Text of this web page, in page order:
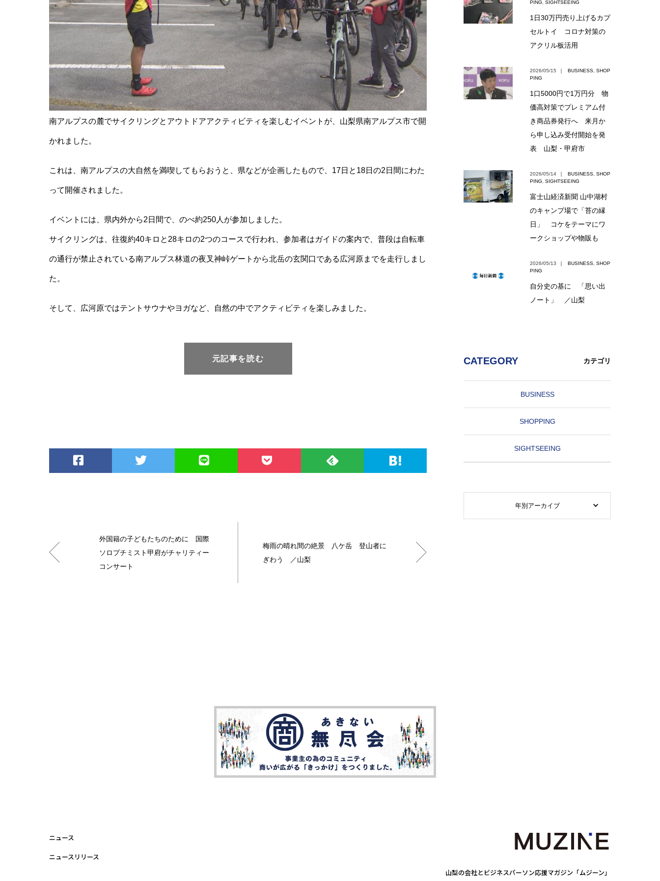
南アルプスの麓でサイクリングとアウトドアアクティビティを楽しむイベントが、山梨県南アルプス市で開
かれました。
これは、南アルプスの大自然を満喫してもらおうと、県などが企画したもので、17日と18日の2日間にわた
って開催されました。
イベントには、県内外から2日間で、のべ約250人が参加しました。
サイクリングは、往復約40キロと28キロの2つのコースで行われ、参加者はガイドの案内で、普段は自転車
の通行が禁止されている南アルプス林道の夜叉神峠ゲートから北岳の玄関口である広河原までを走行しまし
た。
そして、広河原ではテントサウナやヨガなど、自然の中でアクティビティを楽しみました。
元記事を読む
外国籍の子どもたちのために 国際
ソロプチミスト甲府がチャリティー
コンサート
梅雨の晴れ間の絶景 八ケ岳 登山者に
ぎわう ／山梨
PING SIGHTSEEING
1日30万円売り上げるカプ
セルトイ コロナ対策の
アクリル板活用
2026/05/15 ｜ BUSINESS SHOP
PING
1口5000円で1万円分 物
価高対策でプレミアム付
き商品券発行へ 来月か
ら申し込み受付開始を発
表 山梨・甲府市
2026/05/14 ｜ BUSINESS SHOP
PING
SIGHTSEEING
富士山経済新聞 山中湖村
のキャンプ場で「苔の縁
日」 コケをテーマにワ
ークショップや物販も
2026/05/13 ｜ BUSINESS SHOP
PING
自分史の基に 「思い出
ノート」 ／山梨
CATEGORY カテゴリ
BUSINESS
SHOPPING
SIGHTSEEING
年別アーカイブ
ニュース
ニュースリリース
山梨の会社とビジネスパーソン応援マガジン「ムジーン」